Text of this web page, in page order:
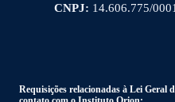
CNPJ: 14.606.775/
Requisições relacionadas à Lei Geral